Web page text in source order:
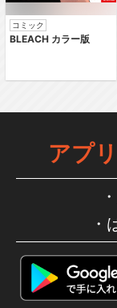
コミック
BLEACH カラー版
アプ